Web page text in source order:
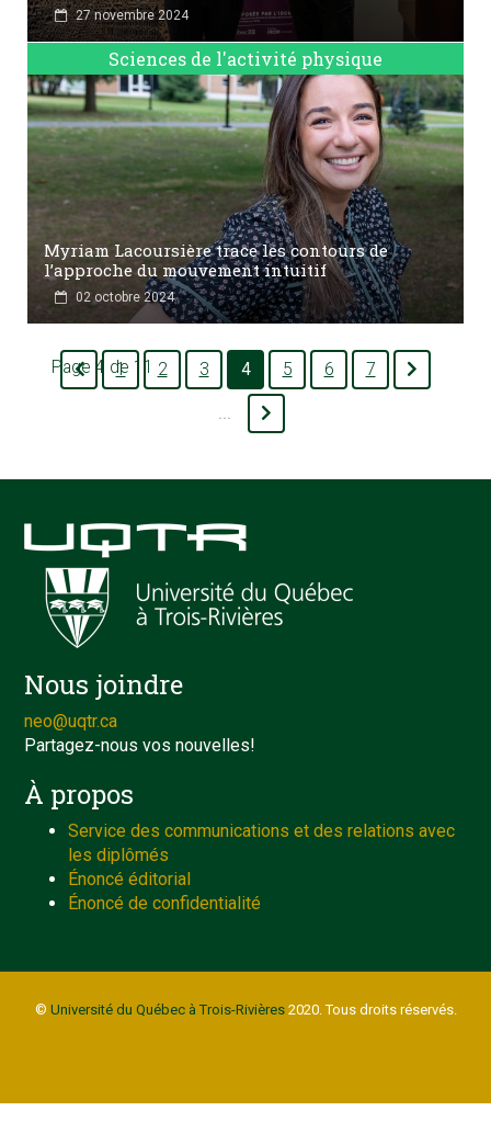
27 novembre 2024
Sciences de l'activité physique
Myriam Lacoursière trace les contours de
l’approche du mouvement intuitif
02 octobre 2024
Page 4 de 11
1 2 3 4 5 6 7
Nous joindre
neo@uqtr.ca
Partagez-nous vos nouvelles!
À propos
Service des communications et des relations avec
les diplômés
Énoncé éditorial
Énoncé de confidentialité
© Université du Québec à Trois-Rivières2020. Tous droits réservés.